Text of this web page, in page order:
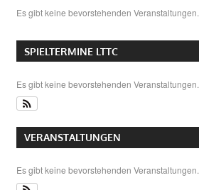
Es gibt keine bevorstehenden Veranstaltungen.
SPIELTERMINE LTTC
Es gibt keine bevorstehenden Veranstaltungen.
VERANSTALTUNGEN
Es gibt keine bevorstehenden Veranstaltungen.